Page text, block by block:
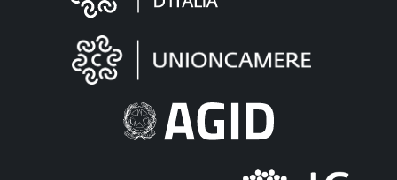
"Fattura
Elettronica"